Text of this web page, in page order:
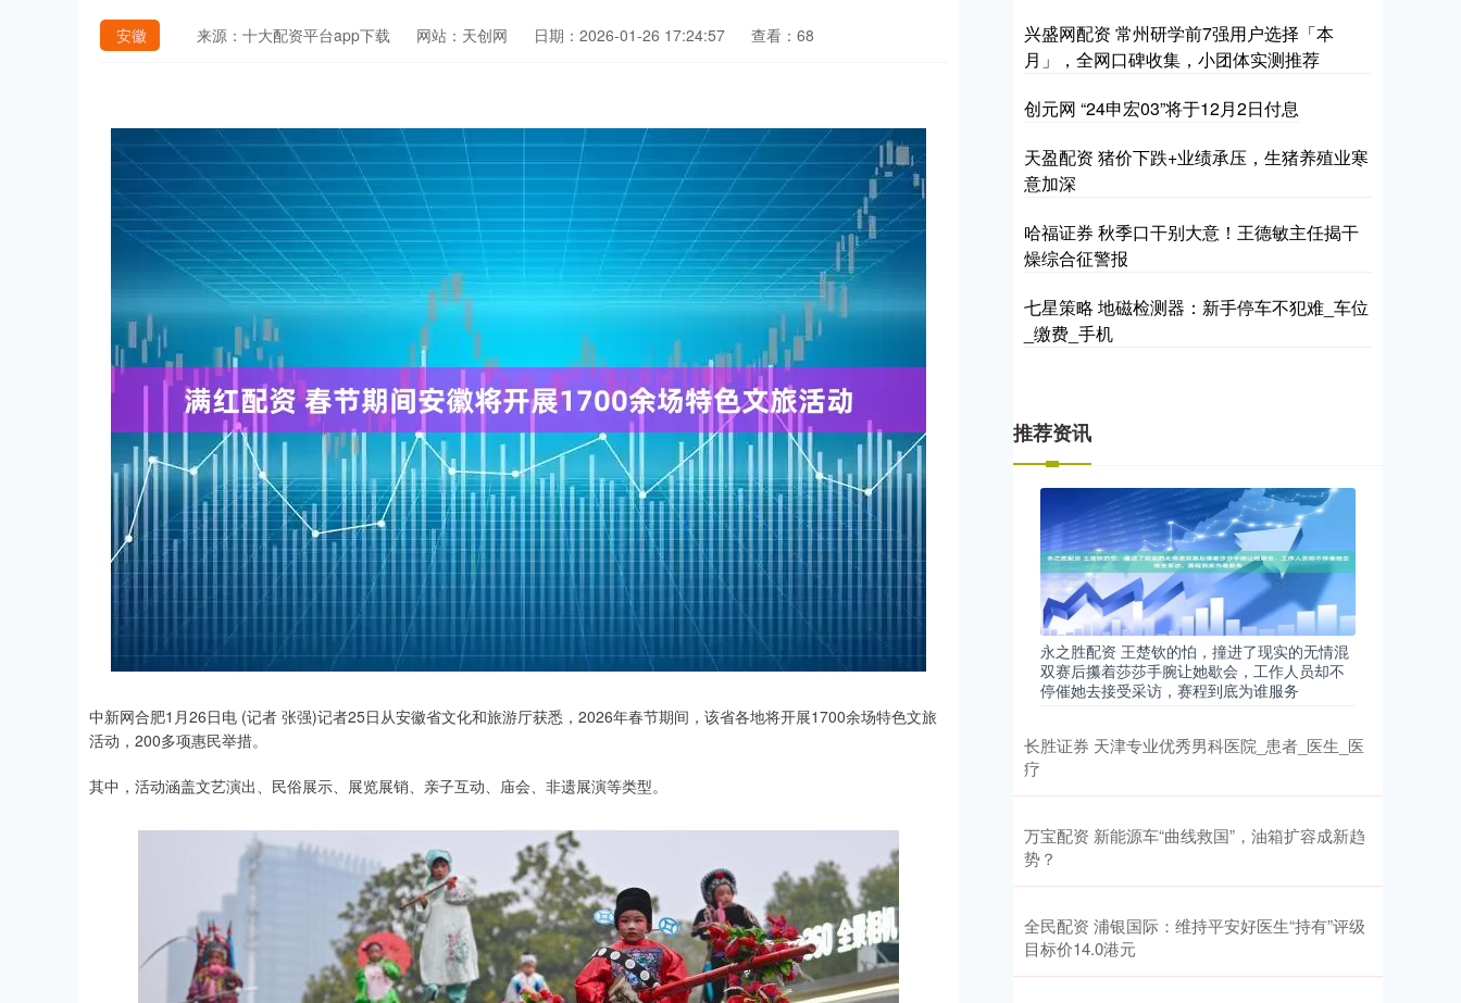
安徽 来源：十大配资平台app下载 网站：天创网 日期：2026-01-26 17:24:57 查看：68
中新网合肥1月26日电 (记者 张强)记者25日从安徽省文化和旅游厅获悉，2026年春节期间，该省各地将开展1700余场特色文旅
活动，200多项惠民举措。
其中，活动涵盖文艺演出、民俗展示、展览展销、亲子互动、庙会、非遗展演等类型。
兴盛网配资 常州研学前7强用户选择「本
月」，全网口碑收集，小团体实测推荐
创元网 “24申宏03”将于12月2日付息
天盈配资 猪价下跌+业绩承压，生猪养殖业寒
意加深
哈福证券 秋季口干别大意！王德敏主任揭干
燥综合征警报
七星策略 地磁检测器：新手停车不犯难_车位
_缴费_手机
推荐资讯
永之胜配资 王楚钦的怕，撞进了现实的无情混
双赛后攥着莎莎手腕让她歇会，工作人员却不
停催她去接受采访，赛程到底为谁服务
长胜证券 天津专业优秀男科医院_患者_医生_医
疗
万宝配资 新能源车“曲线救国”，油箱扩容成新趋
势？
全民配资 浦银国际：维持平安好医生“持有”评级
目标价14.0港元